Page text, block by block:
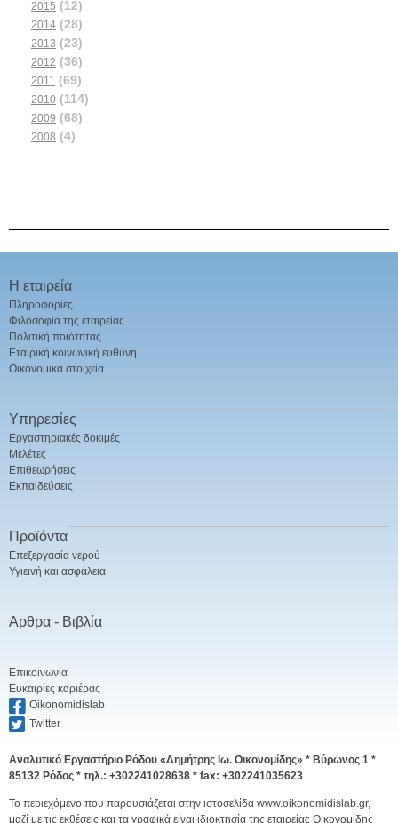
2015 (12)
2014 (28)
2013 (23)
2012 (36)
2011 (69)
2010 (114)
2009 (68)
2008 (4)
Η εταιρεία
Πληροφορίες
Φιλοσοφία της εταιρείας
Πολιτική ποιότητας
Εταιρική κοινωνική ευθύνη
Οικονομικά στοιχεία
Υπηρεσίες
Εργαστηριακές δοκιμές
Μελέτες
Επιθεωρήσεις
Εκπαιδεύσεις
Προϊόντα
Επεξεργασία νερού
Υγιεινή και ασφάλεια
Αρθρα - Βιβλία
Επικοινωνία
Ευκαιρίες καριέρας
Oikonomidislab
Twitter
Αναλυτικό Εργαστήριο Ρόδου «Δημήτρης Ιω. Οικονομίδης» * Βύρωνος 1 *
85132 Ρόδος * τηλ.: +302241028638 * fax: +302241035623
Το περιεχόμενο που παρουσιάζεται στην ιστοσελίδα www.oikonomidislab.gr,
μαζί με τις εκθέσεις και τα γραφικά είναι ιδιοκτησία της εταιρείας Οικονομίδης